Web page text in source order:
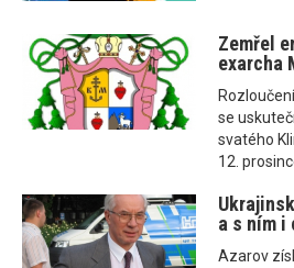
Zemřel
exarcha
se
svatého
12.
a s ním i
Azarov